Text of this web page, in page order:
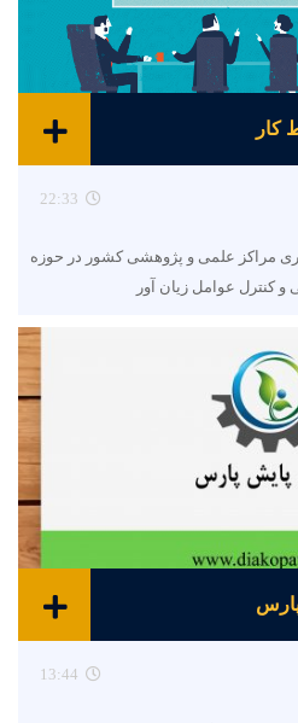
22:33
علمی و پژوهشی کشور در حوزه
عوامل زیان آور
13:44